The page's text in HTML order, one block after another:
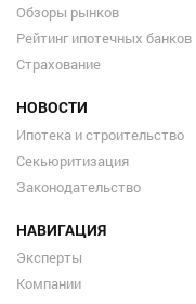
Обзоры рынков
Рейтинг ипотечных банков
Страхование
НОВОСТИ
Ипотека и строительство
Секьюритизация
Законодательство
НАВИГАЦИЯ
Эксперты
Компании